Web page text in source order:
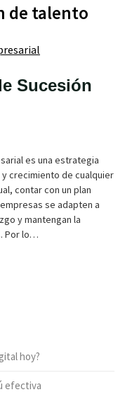
de talento
Sucesión
es una estrategia
crecimiento de cualquier
contar con un plan
se adapten a
y mantengan la
Por lo…
hoy?
efectiva